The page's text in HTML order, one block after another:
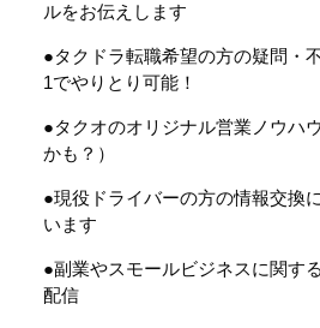
ルをお伝えします
●タクドラ転職希望の方の疑問・
1でやりとり可能！
●タクオのオリジナル営業ノウハ
かも？）
●現役ドライバーの方の情報交換
います
●副業やスモールビジネスに関す
配信